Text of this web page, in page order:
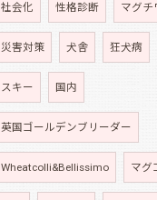
社会化 性格診断 マグチ
災害対策 犬舎 狂犬病
スキー 国内
英国ゴールデンブリーダー
Wheatcolli&Bellissimo マグ